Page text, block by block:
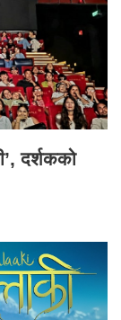
दर्शकको